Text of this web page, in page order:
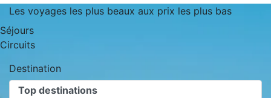
Les voyages les plus beaux aux prix les plus bas
Séjours
Circuits
Destination